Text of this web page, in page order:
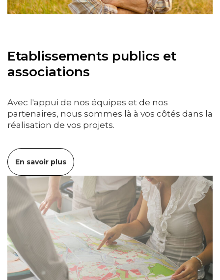
Etablissements publics et
associations
Avec l'appui de nos équipes et de nos
partenaires, nous sommes là à vos côtés dans la
réalisation de vos projets.
En savoir plus